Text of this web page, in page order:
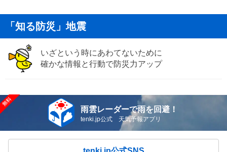
「知る防災」地震
いざという時にあわてないために
確かな情報と行動で防災力アップ
雨雲レーダーで雨を回避！
tenki.jp公式 天気予報アプリ